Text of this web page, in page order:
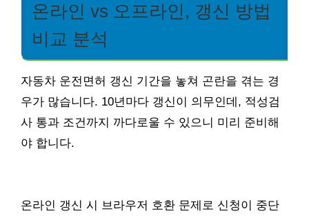
온라인 vs 오프라인, 갱신 방법
비교 분석
자동차 운전면허 갱신 기간을 놓쳐 곤란을 겪는 경
우가 많습니다. 10년마다 갱신이 의무인데, 적성검
사 통과 조건까지 까다로울 수 있으니 미리 준비해
야 합니다.
온라인 갱신 시 브라우저 호환 문제로 신청이 중단